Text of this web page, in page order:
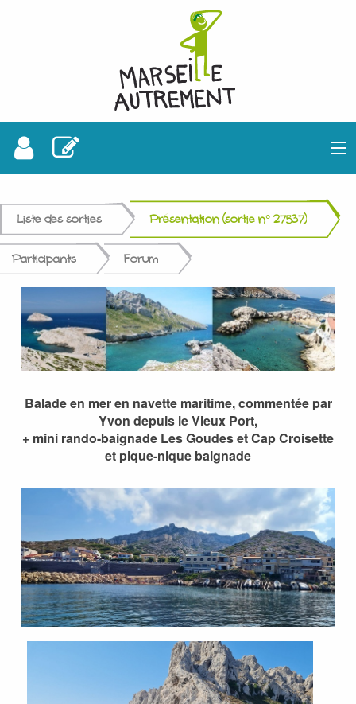
Liste des sorties Présentation (sortie n° 27537)
Participants Forum
Balade en mer en navette maritime, commentée par
Yvon depuis le Vieux Port,
+ mini rando-baignade Les Goudes et Cap Croisette
et pique-nique baignade